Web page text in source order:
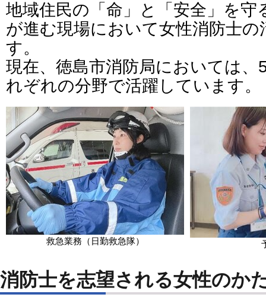
地域住民の「命」と「安全」を守
が進む現場において女性消防士
す。
現在、徳島市消防局においては、
れぞれの分野で活躍しています。
救急業務（日勤救急隊）
消防士を志望される女性のか